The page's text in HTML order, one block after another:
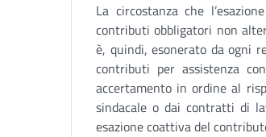
La circostanza che
contributi obbligatori non
è, quindi, esonerato da ogni
contributi per assistenza
accertamento in ordine al
sindacale o dai contratti di
esazione coattiva del